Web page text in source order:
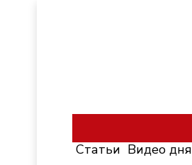
Статьи Видео дня